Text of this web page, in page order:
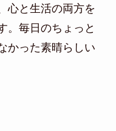
心と生活の両方を
。毎日のちょっと
かった素晴らしい